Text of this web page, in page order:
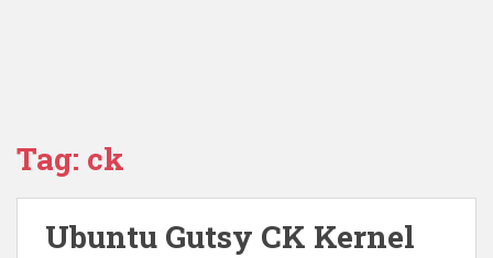
Tag: ck
Ubuntu Gutsy CK Kernel